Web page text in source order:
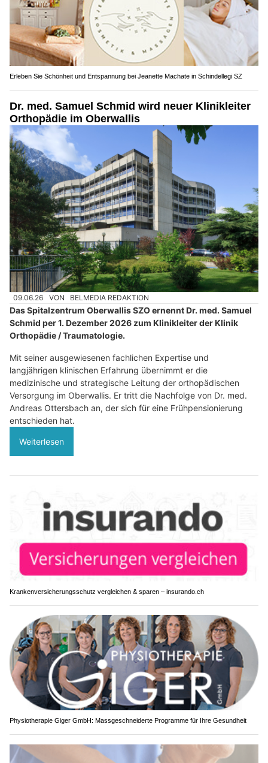
Erleben Sie Schönheit und Entspannung bei Jeanette Machate in Schindellegi SZ
Dr. med. Samuel Schmid wird neuer Klinikleiter
Orthopädie im Oberwallis
09.06.26 VON BELMEDIA REDAKTION
Das Spitalzentrum Oberwallis SZO ernennt Dr. med. Samuel
Schmid per 1. Dezember 2026 zum Klinikleiter der Klinik
Orthopädie / Traumatologie.
Mit seiner ausgewiesenen fachlichen Expertise und
langjährigen klinischen Erfahrung übernimmt er die
medizinische und strategische Leitung der orthopädischen
Versorgung im Oberwallis. Er tritt die Nachfolge von Dr. med.
Andreas Ottersbach an, der sich für eine Frühpensionierung
entschieden hat.
Weiterlesen
Krankenversicherungsschutz vergleichen & sparen – insurando.ch
Physiotherapie Giger GmbH: Massgeschneiderte Programme für Ihre Gesundheit